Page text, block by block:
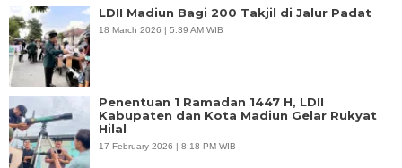
LDII Madiun Bagi 200 Takjil di Jalur Padat
18 March 2026 | 5:39 AM WIB
Penentuan 1 Ramadan 1447 H, LDII
Kabupaten dan Kota Madiun Gelar Rukyat
Hilal
17 February 2026 | 8:18 PM WIB